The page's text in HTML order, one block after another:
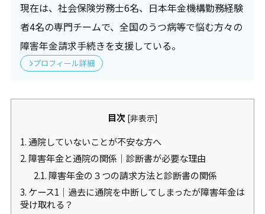
現在は、社会保険労務士6名、日本年金機構勤務経験
者4名の専門チームで、全国のうつ病等で悩む方々の
障害年金請求手続きを支援している。
プロフィール詳細
目次 [非表示]
1.通院していないことが不安な方へ
2. 障害年金と通院の関係｜診断書が必要な理由
2.1. 障害年金の３つの請求方法と診断書の関係
3. ケース1｜過去に通院を中断してしまったが障害年金は
受け取れる？